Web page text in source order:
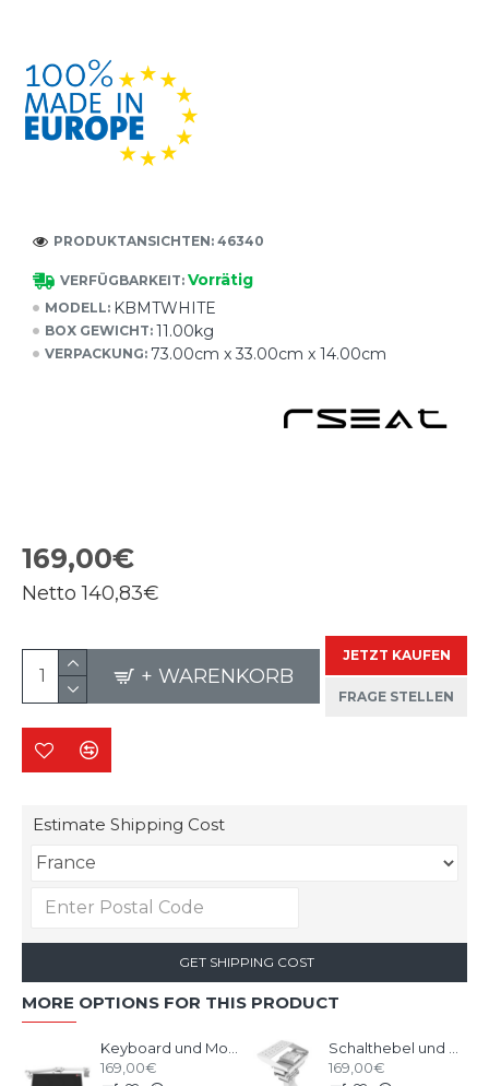
VERFÜGBARKEIT: Vorrätig
MODELL: KBMTWHITE
BOX GEWICHT: 11.00kg
VERPACKUNG: 73.00cm x 33.00cm x 14.00cm
PRODUKTANSICHTEN: 46340
169,00€
Netto140,83€
+ WARENKORB
JETZT KAUFEN
FRAGE STELLEN
Estimate Shipping Cost
GET SHIPPING COST
MORE OPTIONS FOR THIS PRODUCT
169,00€
169,00€